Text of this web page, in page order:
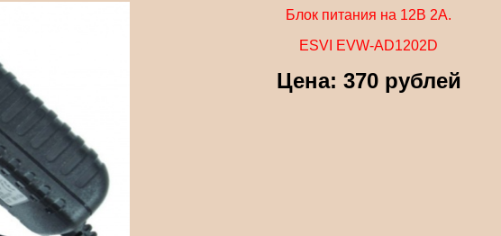
Блок питания на 12В 2А.
ESVI EVW-AD1202D
Цена: 370 рублей